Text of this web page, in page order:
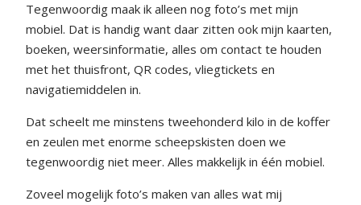
Tegenwoordig maak ik alleen nog foto’s met mijn
mobiel. Dat is handig want daar zitten ook mijn kaarten,
boeken, weersinformatie, alles om contact te houden
met het thuisfront, QR codes, vliegtickets en
navigatiemiddelen in.
Dat scheelt me minstens tweehonderd kilo in de koffer
en zeulen met enorme scheepskisten doen we
tegenwoordig niet meer. Alles makkelijk in één mobiel.
Zoveel mogelijk foto’s maken van alles wat mij